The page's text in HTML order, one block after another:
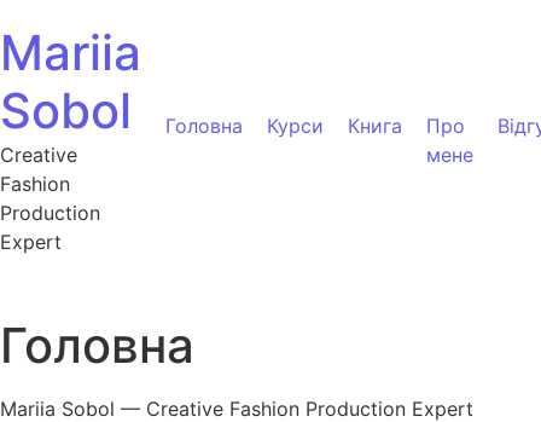
Mariia
Sobol
Creative
Fashion
Production
Expert
Головна Курси Книга
Про
мене
Головна
Mariia Sobol — Creative Fashion Production Expert